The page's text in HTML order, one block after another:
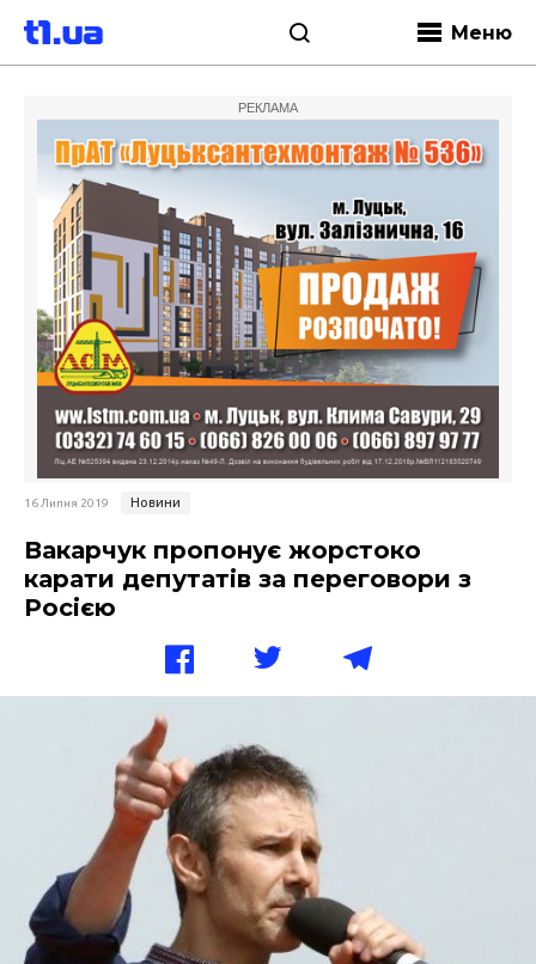
Меню
РЕКЛАМА
16 Липня 2019 Новини
Вакарчук пропонує жорстоко
карати депутатів за переговори з
Росією